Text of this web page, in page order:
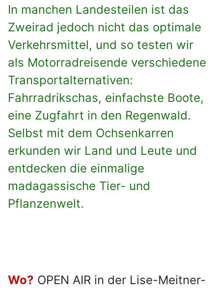
In manchen Landesteilen ist das
Zweirad jedoch nicht das optimale
Verkehrsmittel, und so testen wir
als Motorradreisende verschiedene
Transportalternativen:
Fahrradrikschas, einfachste Boote,
eine Zugfahrt in den Regenwald.
Selbst mit dem Ochsenkarren
erkunden wir Land und Leute und
entdecken die einmalige
madagassische Tier- und
Pflanzenwelt.
Wo? OPEN AIR in der Lise-Meitner-